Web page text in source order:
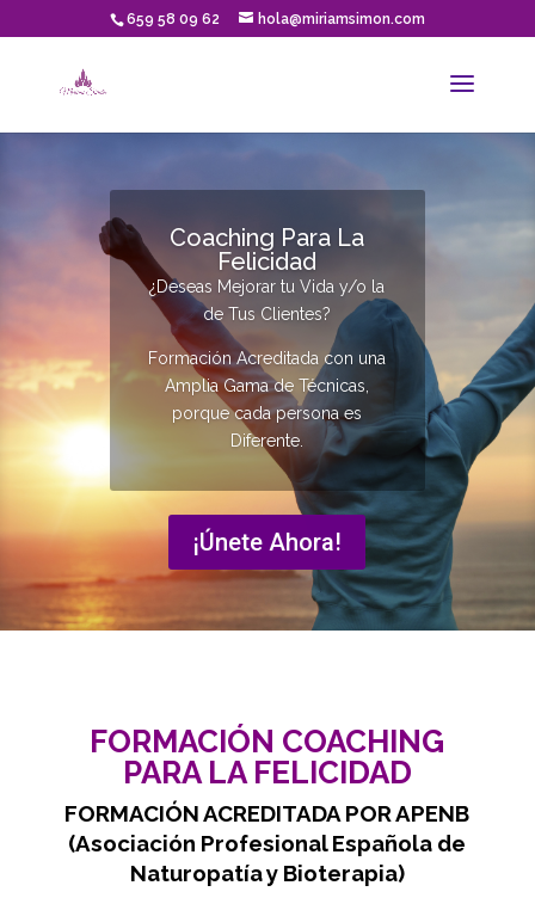
659 58 09 62 hola@miriamsimon.com
Coaching Para La
Felicidad
¿Deseas Mejorar tu Vida y/o la
de Tus Clientes?
Formación Acreditada con una
Amplia Gama de Técnicas,
porque cada persona es
Diferente.
¡Únete Ahora!
FORMACIÓN COACHING
PARA LA FELICIDAD
FORMACIÓN ACREDITADA POR APENB
(Asociación Profesional Española de
Naturopatía y Bioterapia)